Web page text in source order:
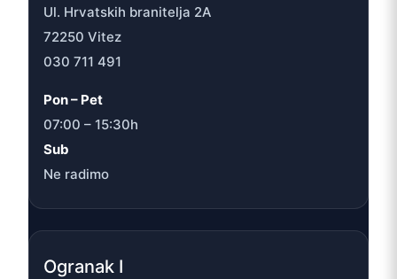
Ul. Hrvatskih branitelja 2A
72250 Vitez
030 711 491
Pon – Pet
07:00 – 15:30h
Sub
Ne radimo
Ogranak I